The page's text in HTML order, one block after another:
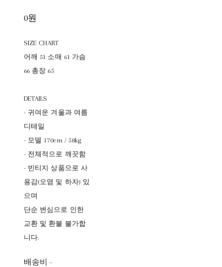
0원
SIZE CHART
어깨 51 소매 61 가슴
66 총장 65
DETAILS
- 귀여운 겨울과 여름
디테일
- 모델 170cm / 58kg
- 전체적으로 깨끗함
- 빈티지 상품으로 사
용감(오염 및 하자) 있
으며
단순 변심으로 인한
교환 및 환불 불가합
니다.
배송비-